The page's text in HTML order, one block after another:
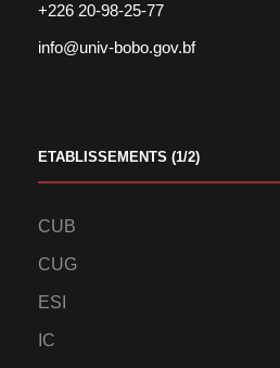
+226 20-98-25-77
info@univ-bobo.gov.bf
ETABLISSEMENTS (1/2)
CUB
CUG
ESI
IC